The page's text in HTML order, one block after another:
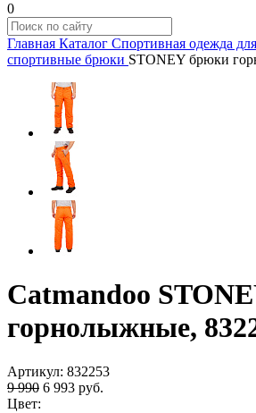
0
Главная Каталог Спортивная одежда
спортивные брюки STONEY брюки
Catmandoo
горнолыжные,
Артикул: 832253
9 990 6 993 руб.
Цвет: